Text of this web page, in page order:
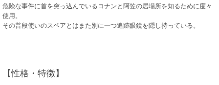
危険な事件に首を突っ込んでいるコナンと阿笠の居場所を知るために度々
使用。
その普段使いのスペアとはまた別に一つ追跡眼鏡を隠し持っている。
【性格・特徴】